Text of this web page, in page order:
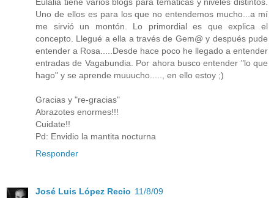
Eulalia tiene varios blogs para temáticas y niveles distintos.
Uno de ellos es para los que no entendemos mucho...a mí
me sirvió un montón. Lo primordial es que explica el
concepto. Llegué a ella a través de Gem@ y después pude
entender a Rosa.....Desde hace poco he llegado a entender
entradas de Vagabundia. Por ahora busco entender "lo que
hago" y se aprende muuucho....., en ello estoy ;)
Gracias y "re-gracias"
Abrazotes enormes!!!
Cuidate!!
Pd: Envidio la mantita nocturna
Responder
José Luis López Recio 11/8/09